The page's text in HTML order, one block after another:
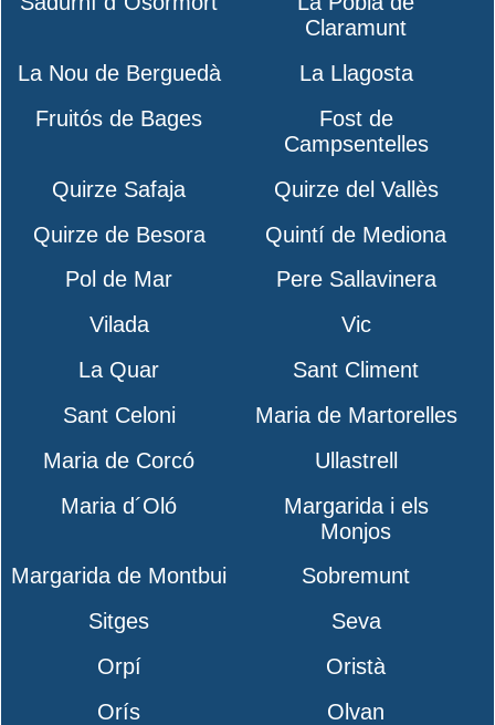
Claramunt
La Nou de Berguedà
La Llagosta
Fruitós de Bages
Fost de
Campsentelles
Quirze Safaja
Quirze del Vallès
Quirze de Besora
Quintí de Mediona
Pol de Mar
Pere Sallavinera
Vilada
Vic
La Quar
Sant Climent
Sant Celoni
Maria de Martorelles
Maria de Corcó
Ullastrell
Maria d´Oló
Margarida i els
Monjos
Margarida de Montbui
Sobremunt
Sitges
Seva
Orpí
Oristà
Orís
Olvan